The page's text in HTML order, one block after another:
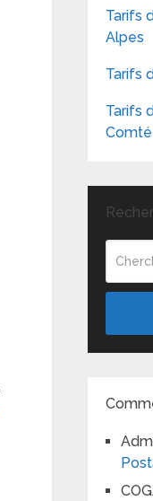
Tarifs
Alpes
Tarifs
Tarifs
Comté